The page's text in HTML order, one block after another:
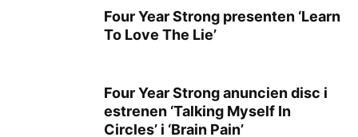
Four Year Strong presenten ‘Learn
To Love The Lie’
Four Year Strong anuncien disc i
estrenen ‘Talking Myself In
Circles’ i ‘Brain Pain’